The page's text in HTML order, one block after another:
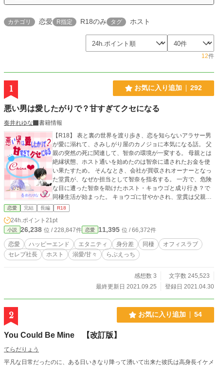
カテゴリ 恋愛 R指定 R18のみ タグ ホスト
12件
1 お気に入り追加 292
悪い男は愛したがりで？甘すぎてクセになる
奏井れゆな
書籍情報
【R18】 表と裏の世界を渡り歩き、恋を知らないアラサー男
が愛に溺れて、さみしがり屋のカノジョに本気になる話。 父
親の突然の死に関連して、智奈の環境が一変する。 母親とは
絶縁状態、ホスト通いを始めたのは智奈に遺されたお金を使
い果たすため。 そんなとき、会社が買収されオーナーとなっ
た堂貫が、なぜか担当として智奈を指名する。 一方で、危険
な目に遭った智奈を助けたホスト・キョウゴと成り行き？で
同棲生活が始まった。 キョウゴに甘やかされ、堂貫は父親の
ことで何かと世話を焼き、智奈の傷心も癒やされていく。 た
だ、”二人”と出会ったのは偶然ではなく… key：現代恋愛、裏
社会、身分差、秘密、三角関係、溺愛、甘め、らぶえっち、
オフィスラブ、スパダリ Illustration：錦木さま
恋愛 完結 長編 R18
24h.ポイント 21pt
小説 26,238 位 / 228,847件 恋愛 11,395 位 / 66,372件
恋愛 ハッピーエンド エタニティ 身分差 同棲
オフィスラブ
セレブ社長
ホスト 溺愛/甘々 らぶえっち
感想数 3
文字数 245,523
最終更新日 2021.09.25
登録日 2021.04.30
2 お気に入り追加 54
You Could Be Mine 【改訂版】
てらだりょう
平凡な日常だったのに、ある日いきなり降って湧いて出来た彼氏は高身長イケメ